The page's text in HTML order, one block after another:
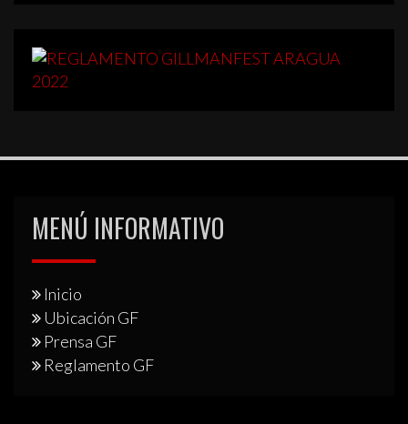
MENÚ INFORMATIVO
Inicio
Ubicación GF
Prensa GF
Reglamento GF